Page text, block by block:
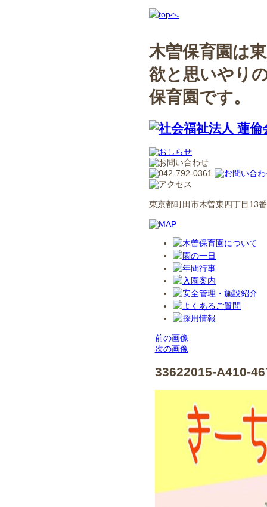
木曽保育園は
欲と思いやり
保育園です。
東京都町田市木曽東四丁目13
前の画像
次の画像
33622015-A410-